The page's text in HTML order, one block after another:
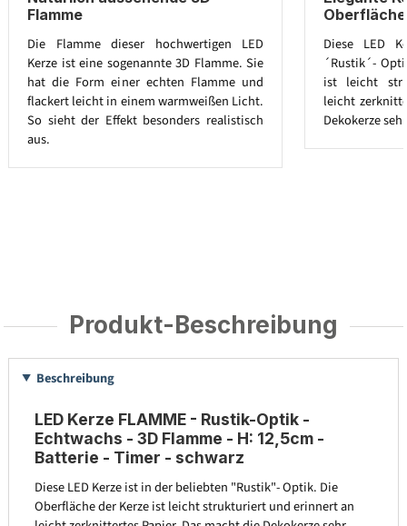
Flamme
Die Flamme dieser hochwertigen LED
Kerze ist eine sogenannte 3D Flamme. Sie
hat die Form einer echten Flamme und
flackert leicht in einem warmweißen Licht.
So sieht der Effekt besonders realistisch
aus.
Oberfläche
Diese LED
´Rustik´-
ist leicht
leicht
Dekokerze
Produkt-Beschreibung
Beschreibung
LED Kerze FLAMME - Rustik-Optik -
Echtwachs - 3D Flamme - H: 12,5cm -
Batterie - Timer - schwarz
Diese LED Kerze ist in der beliebten "Rustik"- Optik. Die
Oberfläche der Kerze ist leicht strukturiert und erinnert an